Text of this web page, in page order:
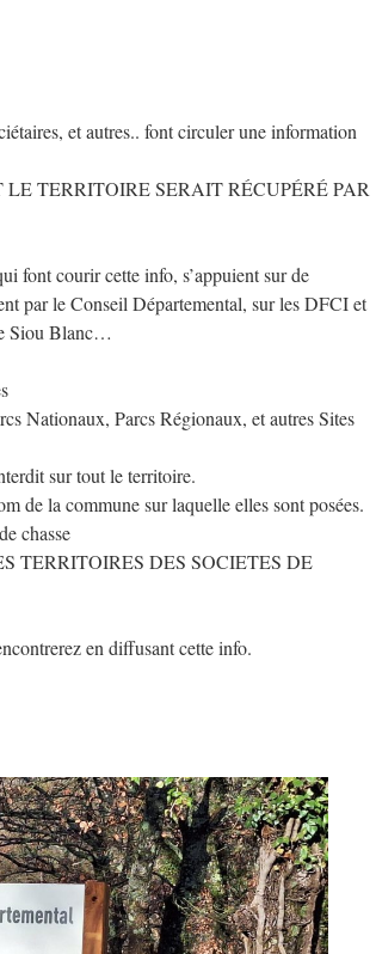
et autres.. font circuler une information
TERRITOIRE SERAIT RÉCUPÉRÉ PAR
font courir cette info, s’appuient sur de
par le Conseil Départemental, sur les DFCI et
Siou Blanc…
Nationaux, Parcs Régionaux, et autres Sites
sur tout le territoire.
de la commune sur laquelle elles sont posées.
chasse
TERRITOIRES DES SOCIETES DE
en diffusant cette info.